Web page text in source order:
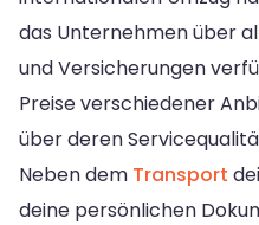
das Unternehmen über
und Versicherungen
Preise verschiedener
über deren
Neben dem Transport
deine persönlichen